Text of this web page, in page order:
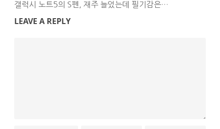
갤럭시 노트5의 S펜, 재주 늘었는데 필기감은…
LEAVE A REPLY